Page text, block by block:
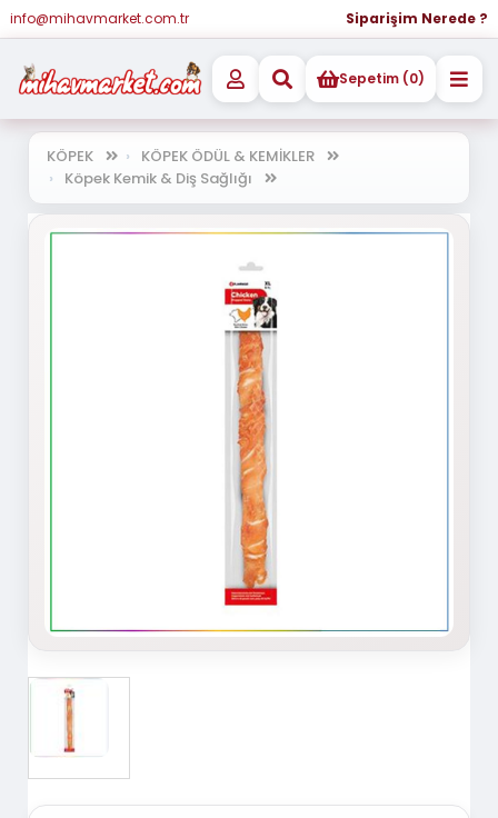
info@mihavmarket.com.tr Siparişim Nerede ?
Sepetim (0)
KÖPEK
KÖPEK ÖDÜL & KEMİKLER
Köpek Kemik & Diş Sağlığı